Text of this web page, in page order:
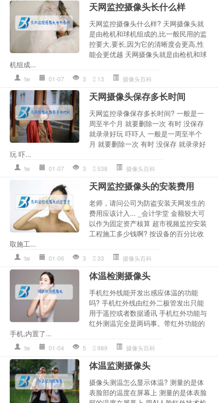
天网监控摄像头长什么样
天网监控摄像头什么样? 天网摄像头就
是由枪机和球机组成的,比一般民用的监
控要大,要长,因为它的清晰度会更高,性
能会更优越 天网摄像头就是由枪机和球
机组成...
tw 01-07 3 13 摄像头百科
天网摄像头保存多长时间
天网监控录像保存多长时间? 一般是一
周至半个月 就要删除一次 有时 没保存
就录录好玩 吓吓人 一般是一周至半个
月 就要删除一次 有时 没保存 就录录好
玩 吓...
tw 01-07 3 538 摄像头百科
天网监控摄像头的安装费用
老师，请问公司为防盗安装天网发生的
费用应该计入... _会计学堂 金额较大可
以作为固定资产核算 超市视频监控安装
工程施工多少钱啊? 按设备的百分比收
取施工...
tw 01-06 3 33 摄像头百科
体温检测摄像头
手机红外线能开发出感应体温的功能
吗? 手机红外线由红外二极管发出只能
用于遥控或者数据通讯 手机红外功能与
红外测温完全是两码事。带红外功能的
手机,内置了...
tw 01-04 5 989 摄像头百科
体温监测摄像头
摄像头测温怎么显示体温? 测量的是体
表脸部的温度在屏幕上 测量的是体表脸